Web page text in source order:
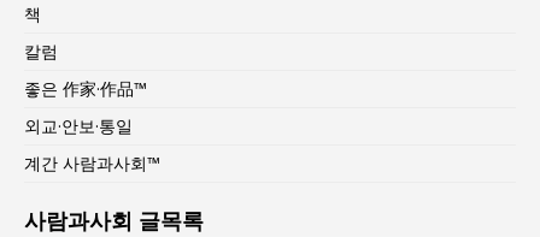
책
칼럼
좋은 作家·作品™
외교·안보·통일
계간 사람과사회™
사람과사회 글목록